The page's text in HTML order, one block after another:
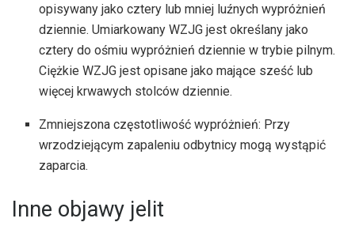
opisywany jako cztery lub mniej luźnych wypróżnień
dziennie. Umiarkowany WZJG jest określany jako
cztery do ośmiu wypróżnień dziennie w trybie pilnym.
Ciężkie WZJG jest opisane jako mające sześć lub
więcej krwawych stolców dziennie.
Zmniejszona częstotliwość wypróżnień: Przy
wrzodziejącym zapaleniu odbytnicy mogą wystąpić
zaparcia.
Inne objawy jelit